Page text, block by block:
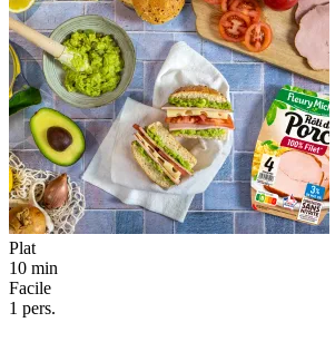
Plat
10 min
Facile
1 pers.